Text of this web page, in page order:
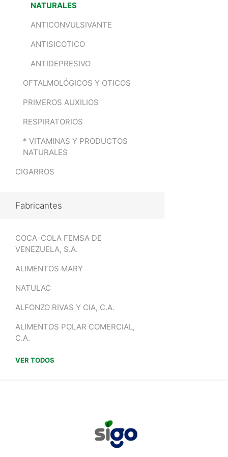
NATURALES
ANTICONVULSIVANTE
ANTISICOTICO
ANTIDEPRESIVO
OFTALMOLÓGICOS Y OTICOS
PRIMEROS AUXILIOS
RESPIRATORIOS
* VITAMINAS Y PRODUCTOS
NATURALES
CIGARROS
Fabricantes
COCA-COLA FEMSA DE
VENEZUELA, S.A.
ALIMENTOS MARY
NATULAC
ALFONZO RIVAS Y CIA, C.A.
ALIMENTOS POLAR COMERCIAL,
C.A.
VER TODOS